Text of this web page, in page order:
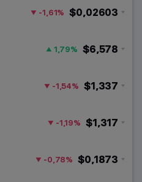
$0,02603
-1,61%
$6,578
1,79%
$1,337
-1,54%
$1,317
-1,19%
$0,1873
-0,78%